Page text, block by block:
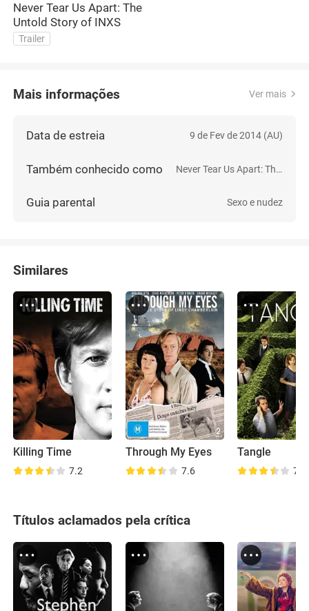
Never Tear Us Apart: The
Untold Story of INXS
Trailer
Mais informações Ver mais
Data de estreia 9 de Fev de 2014 (AU)
Também conhecido como Never Tear Us Apart: The Untold Story of INXS
Guia parental Sexo e nudez
Similares
Killing Time
7.2
Through My Eyes
7.6
Tangle
7.4
Títulos aclamados pela crítica